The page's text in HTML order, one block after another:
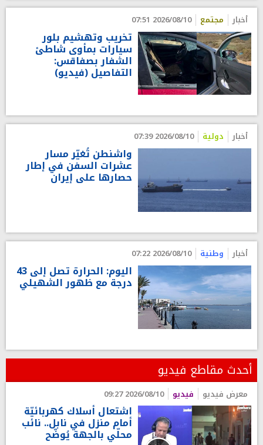
أخبار مجتمع 2026/08/10 07:51
تخريب وتهشيم بلور
سيارات بمأوى شاطئ
الشفار بصفاقس:
التفاصيل (فيديو)
أخبار دولية 2026/08/10 07:39
واشنطن تُغيّر مسار
عشرات السفن في إطار
حصارها على إيران
أخبار وطنية 2026/08/10 07:22
اليوم: الحرارة تصل إلى 43
درجة مع ظهور الشهيلي
أحدث مقاطع فيديو
معرض فيديو فيديو 2026/08/10 09:27
اشتعال أسلاك كهربائيّة
أمام منزل في نابل.. نائب
محلّي بالجهة يُوضّح